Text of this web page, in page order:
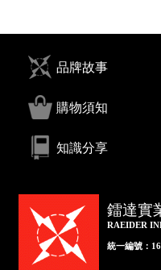
品牌故事
購物須知
知識分享
鐳達實
RAEIDER
統一編號：